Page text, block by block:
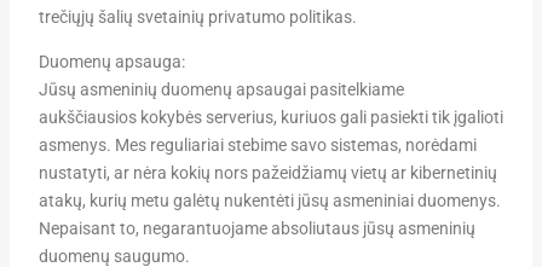
trečiųjų šalių svetainių privatumo politikas.
Duomenų apsauga:
Jūsų asmeninių duomenų apsaugai pasitelkiame
aukščiausios kokybės serverius, kuriuos gali pasiekti tik įgalioti
asmenys. Mes reguliariai stebime savo sistemas, norėdami
nustatyti, ar nėra kokių nors pažeidžiamų vietų ar kibernetinių
atakų, kurių metu galėtų nukentėti jūsų asmeniniai duomenys.
Nepaisant to, negarantuojame absoliutaus jūsų asmeninių
duomenų saugumo.